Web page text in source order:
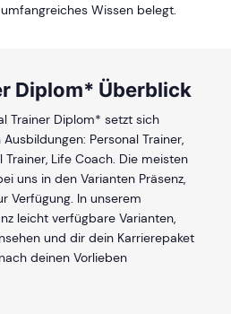
Wissen belegt.
Diplom* Überblick
Trainer Diplom* setzt sich
Personal Trainer,
Life Coach. Die meisten
uns in den Varianten Präsenz,
Verfügung. In unserem
leicht verfügbare Varianten,
und dir dein Karrierepaket
deinen Vorlieben